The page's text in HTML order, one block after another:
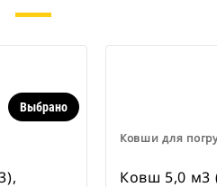
Выбрано
Ковши для
Ковш 5,0 м3